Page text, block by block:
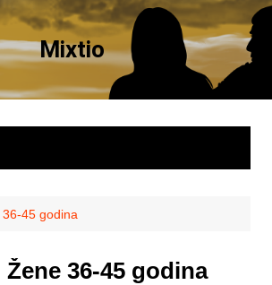
Mixtio
45 godina
Žene 36-45 godina